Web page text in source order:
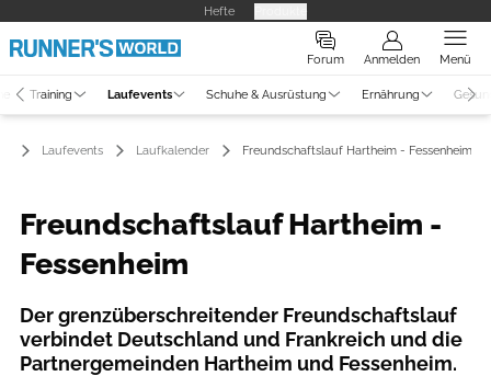
Hefte
Forum Anmelden Menü
Training Laufevents Schuhe & Ausrüstung Ernährung
Laufevents Laufkalender Freundschaftslauf Hartheim - Fessenheim
Freundschaftslauf Hartheim -
Fessenheim
Der grenzüberschreitender Freundschaftslauf
verbindet Deutschland und Frankreich und die
Partnergemeinden Hartheim und Fessenheim.